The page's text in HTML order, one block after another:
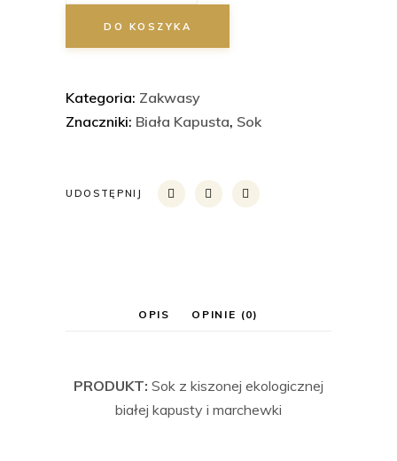
DO KOSZYKA
Kategoria: Zakwasy
Znaczniki: Biała Kapusta, Sok
UDOSTĘPNIJ
OPIS OPINIE (0)
PRODUKT: Sok z kiszonej ekologicznej
białej kapusty i marchewki